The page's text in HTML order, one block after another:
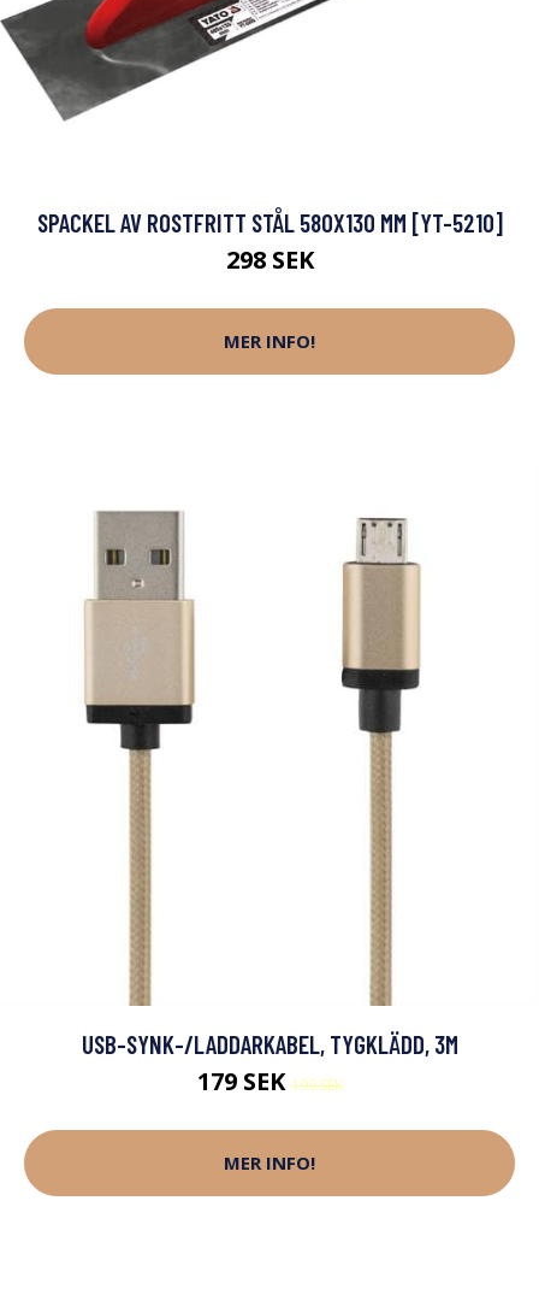
SPACKEL AV ROSTFRITT STÅL 580X130 MM [YT-5210]
298 SEK
MER INFO!
USB-SYNK-/LADDARKABEL, TYGKLÄDD, 3M
179 SEK199 SEK
MER INFO!